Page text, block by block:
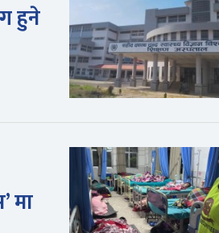
हुने
मा